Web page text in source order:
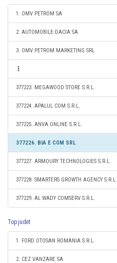
1. OMV PETROM SA
2. AUTOMOBILE-DACIA SA
3. OMV PETROM MARKETING SRL
377223. MEGAWOOD STORE S.R.L.
377224. APALUL COM S.R.L.
377225. ANVA ONLINE S.R.L.
377226. BIA E COM SRL
377227. ARMOURY TECHNOLOGIES S.R.L.
377228. SMARTERS GROWTH AGENCY S.R.L.
377229. AL WADY COMSERV S.R.L.
Top judet
1. FORD OTOSAN ROMANIA S.R.L.
2. CEZ VANZARE SA